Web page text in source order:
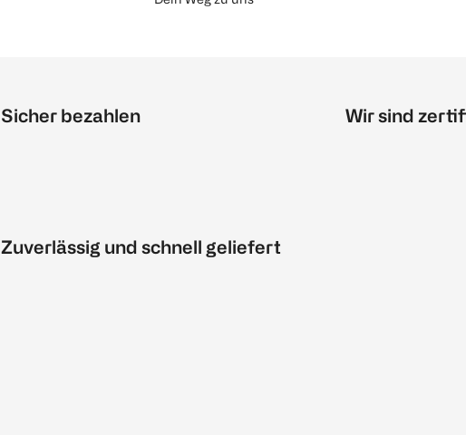
Sicher bezahlen
Zuverlässig und schnell geliefert
Wir sind